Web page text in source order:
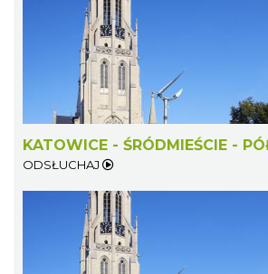
KATOWICE - ŚRÓDMIEŚCIE -
ODSŁUCHAJ